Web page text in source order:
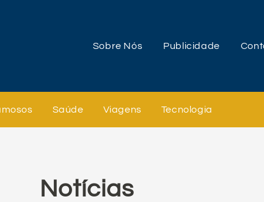
Sobre Nós Publicidade
Saúde Viagens Tecnologia
Notícias